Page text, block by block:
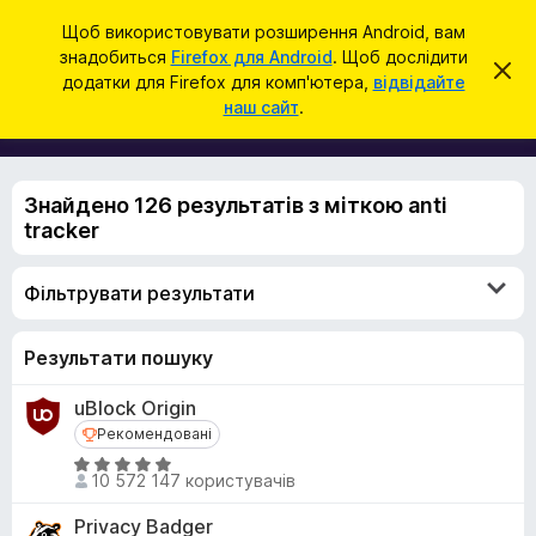
Щоб використовувати розширення Android, вам
знадобиться Firefox для Android. Щоб дослідити
додатки для Firefox для комп'ютера, відвідайте
наш сайт.
В
с
п
Д
о
а
к
а
к
Знайдено 126 результатів з міткою anti
tracker
Фільтрувати результати
Результати пошуку
uBlock Origin
Рекомендовані
Рекомендовані
О
ц
і
10 572 147 користувачів
Privacy Badger